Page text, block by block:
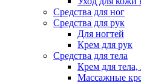
Средства для ног
Средства для рук
Для ногтей
Крем для рук
Средства для тела
Крем для тела,
Массажные